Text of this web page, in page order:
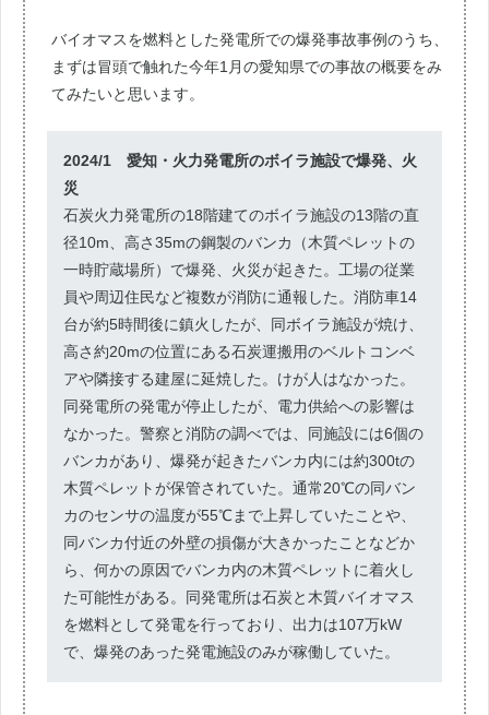
バイオマスを燃料とした発電所での爆発事故事例のうち、
まずは冒頭で触れた今年1月の愛知県での事故の概要をみ
てみたいと思います。
2024/1 愛知・火力発電所のボイラ施設で爆発、火
災
石炭火力発電所の18階建てのボイラ施設の13階の直
径10m、高さ35mの鋼製のバンカ（木質ペレットの
一時貯蔵場所）で爆発、火災が起きた。工場の従業
員や周辺住民など複数が消防に通報した。消防車14
台が約5時間後に鎮火したが、同ボイラ施設が焼け、
高さ約20mの位置にある石炭運搬用のベルトコンベ
アや隣接する建屋に延焼した。けが人はなかった。
同発電所の発電が停止したが、電力供給への影響は
なかった。警察と消防の調べでは、同施設には6個の
バンカがあり、爆発が起きたバンカ内には約300tの
木質ペレットが保管されていた。通常20℃の同バン
カのセンサの温度が55℃まで上昇していたことや、
同バンカ付近の外壁の損傷が大きかったことなどか
ら、何かの原因でバンカ内の木質ペレットに着火し
た可能性がある。同発電所は石炭と木質バイオマス
を燃料として発電を行っており、出力は107万kW
で、爆発のあった発電施設のみが稼働していた。